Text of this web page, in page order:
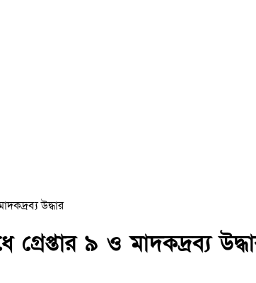
উদ্ধার
গ্রেপ্তার ৯ ও মাদকদ্রব্য